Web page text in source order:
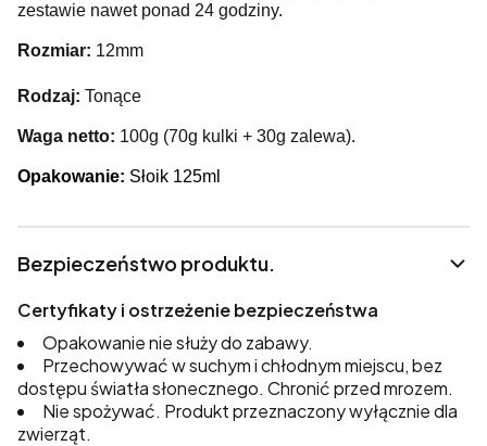
zestawie nawet ponad 24 godziny.
Rozmiar: 12mm
Rodzaj: Tonące
Waga netto: 100g (70g kulki + 30g zalewa).
Opakowanie: Słoik 125ml
Bezpieczeństwo produktu.
Certyfikaty i ostrzeżenie bezpieczeństwa
Opakowanie nie służy do zabawy.
Przechowywać w suchym i chłodnym miejscu, bez
dostępu światła słonecznego. Chronić przed mrozem.
Nie spożywać. Produkt przeznaczony wyłącznie dla
zwierząt.